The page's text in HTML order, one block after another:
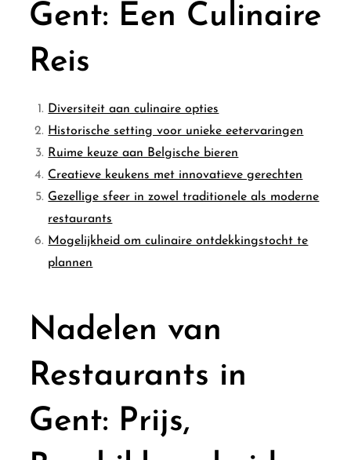
Gent: Een Culinaire
Reis
Diversiteit aan culinaire opties
Historische setting voor unieke eetervaringen
Ruime keuze aan Belgische bieren
Creatieve keukens met innovatieve gerechten
Gezellige sfeer in zowel traditionele als moderne
restaurants
Mogelijkheid om culinaire ontdekkingstocht te
plannen
Nadelen van
Restaurants in
Gent: Prijs,